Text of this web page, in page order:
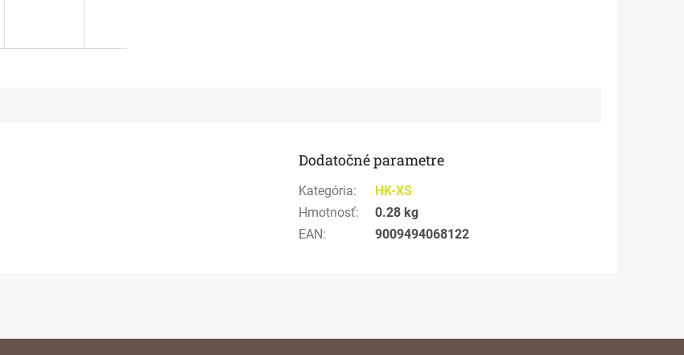
Dodatočné parametre
Kategória:
HK-XS
Hmotnosť:
0.28 kg
EAN: 9009494068122